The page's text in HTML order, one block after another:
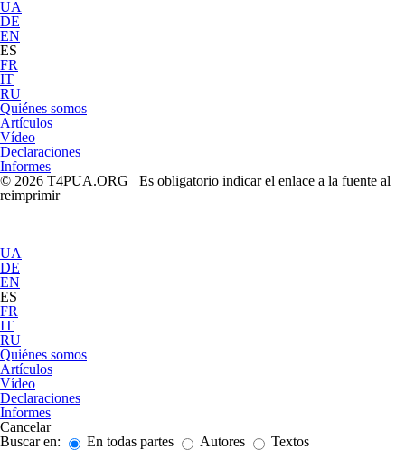
UA
DE
EN
ES
FR
IT
RU
Quiénes somos
Artículos
Vídeo
Declaraciones
Informes
© 2026 T4PUA.ORG Es obligatorio indicar el enlace a la fuente al
reimprimir
UA
DE
EN
ES
FR
IT
RU
Quiénes somos
Artículos
Vídeo
Declaraciones
Informes
Cancelar
Buscar en:
En todas partes Autores Textos